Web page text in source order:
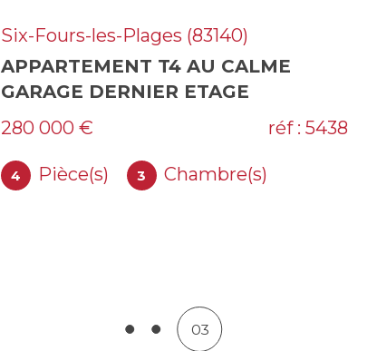
Solliès-Toucas (83210)
SOLLIES TOUCAS - MAISON 135 M²
440 000 €
1 Salle(s) de bain